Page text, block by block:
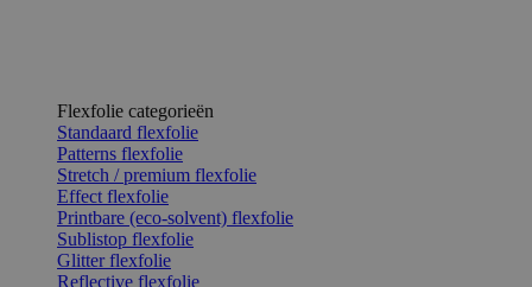
Flexfolie categorieën
Standaard flexfolie
Patterns flexfolie
Stretch / premium flexfolie
Effect flexfolie
Printbare (eco-solvent) flexfolie
Sublistop flexfolie
Glitter flexfolie
Reflective flexfolie